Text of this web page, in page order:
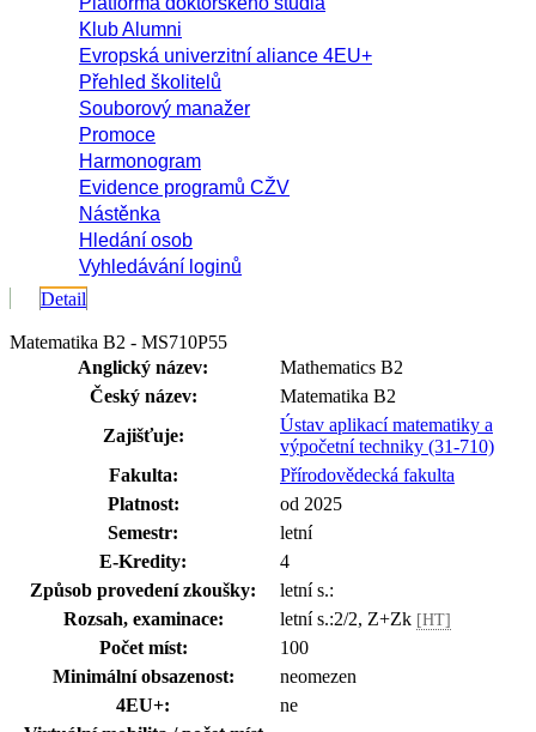
Klub Alumni
Evropská univerzitní aliance 4EU+
Přehled školitelů
Souborový manažer
Promoce
Harmonogram
Evidence programů CŽV
Nástěnka
Hledání osob
Vyhledávání loginů
Detail
Matematika B2 - MS710P55
Anglický název:
Mathematics B2
Český název:
Matematika B2
Zajišťuje:
Ústav aplikací matematiky a
výpočetní techniky (31-710)
Fakulta:
Přírodovědecká fakulta
Platnost:
od 2025
Semestr:
letní
E-Kredity:
4
Způsob provedení zkoušky:
letní s.:
Rozsah, examinace:
letní s.:2/2, Z+Zk [HT]
Počet míst:
100
Minimální obsazenost:
neomezen
4EU+:
ne